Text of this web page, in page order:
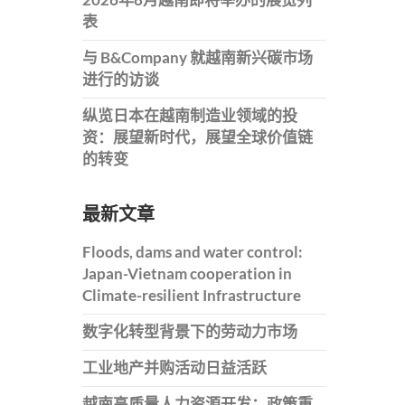
表
与 B&Company 就越南新兴碳市场
进行的访谈
纵览日本在越南制造业领域的投
资：展望新时代，展望全球价值链
的转变
最新文章
Floods, dams and water control:
Japan-Vietnam cooperation in
Climate-resilient Infrastructure
数字化转型背景下的劳动力市场
工业地产并购活动日益活跃